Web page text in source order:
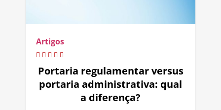
Artigos
Portaria regulamentar versus
portaria administrativa: qual
a diferença?